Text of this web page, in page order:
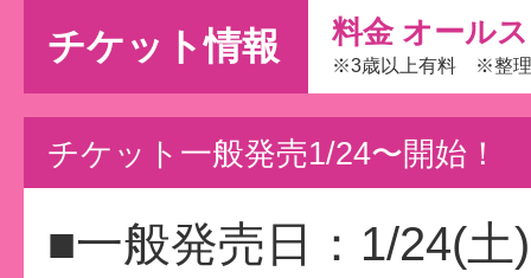
チケット情報 料金 オール
※3歳以上有料 ※整理
チケット一般発売1/24〜開始！
■一般発売日：1/24(土